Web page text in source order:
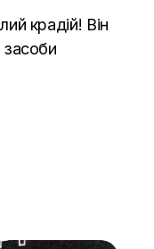
крадій! Він
засоби